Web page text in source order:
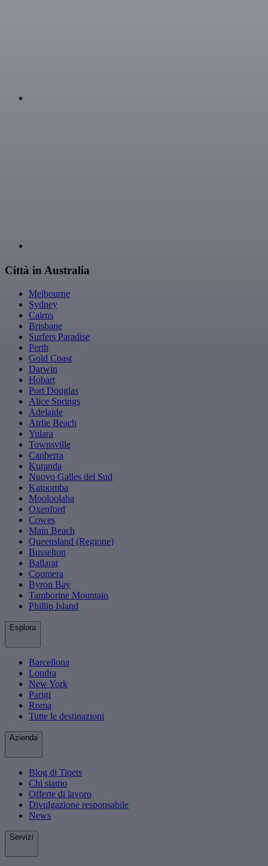
Città in Australia
Melbourne
Sydney
Cairns
Brisbane
Surfers Paradise
Perth
Gold Coast
Darwin
Hobart
Port Douglas
Alice Springs
Adelaide
Airlie Beach
Yulara
Townsville
Canberra
Kuranda
Nuovo Galles del Sud
Katoomba
Mooloolaba
Oxenford
Cowes
Main Beach
Queensland (Regione)
Busselton
Ballarat
Coomera
Byron Bay
Tamborine Mountain
Phillip Island
Esplora
Barcellona
Londra
New York
Parigi
Roma
Tutte le destinazioni
Azienda
Blog di Tiqets
Chi siamo
Offerte di lavoro
Divulgazione responsabile
News
Servizi